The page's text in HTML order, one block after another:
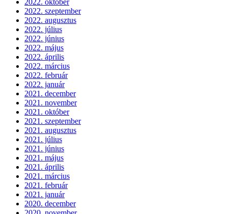
2022. október
2022. szeptember
2022. augusztus
2022. július
2022. június
2022. május
2022. április
2022. március
2022. február
2022. január
2021. december
2021. november
2021. október
2021. szeptember
2021. augusztus
2021. július
2021. június
2021. május
2021. április
2021. március
2021. február
2021. január
2020. december